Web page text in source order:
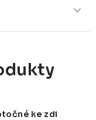
ke zdi